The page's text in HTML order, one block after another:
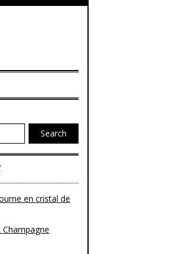
Search
en cristal de